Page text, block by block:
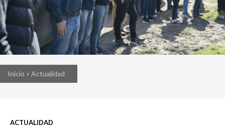
Inicio Actualidad
ACTUALIDAD